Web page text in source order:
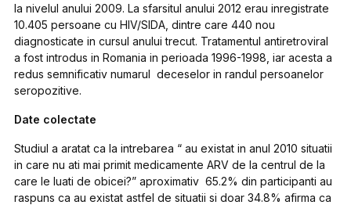
la nivelul anului 2009. La sfarsitul anului 2012 erau inregistrate
10.405 persoane cu HIV/SIDA, dintre care 440 nou
diagnosticate in cursul anului trecut. Tratamentul antiretroviral
a fost introdus in Romania in perioada 1996-1998, iar acesta a
redus semnificativ numarul deceselor in randul persoanelor
seropozitive.
Date colectate
Studiul a aratat ca la intrebarea “au existat in anul 2010 situatii
in care nu ati mai primit medicamente ARV de la centrul de la
care le luati de obicei?” aproximativ 65.2% din participanti au
raspuns ca au existat astfel de situatii si doar 34.8% afirma ca